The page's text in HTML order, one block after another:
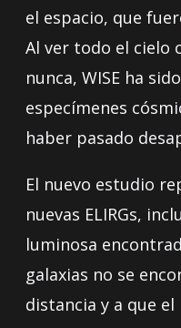
el espacio, que
Al ver todo el cielo
nunca, WISE ha
especímenes
haber pasado
El nuevo estudio
nuevas ELIRGs,
luminosa
galaxias no se
distancia y a que